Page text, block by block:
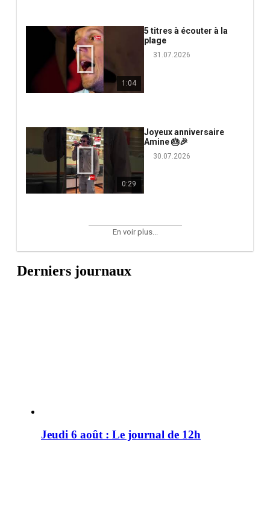
1:04
5 titres à écouter à la
plage
31.07.2026
0:29
Joyeux anniversaire
Amine 🎂🎉
30.07.2026
En voir plus...
Derniers journaux
Jeudi 6 août : Le journal de 12h